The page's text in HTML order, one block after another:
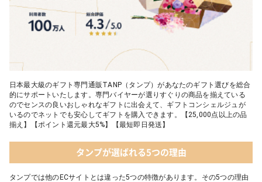
日本最大級のギフト専門通販TANP（タンプ）があなたのギフト選びを総合
的にサポートいたします。専門バイヤーが選りすぐりの商品を揃えている
のでセンスの良いおしゃれなギフトに出会えて、ギフトコンシェルジュが
いるのでネットでも安心してギフトを購入できます。【25,000点以上の品
揃え】【ポイント還元最大5%】【最短即日発送】
タンプが選ばれる5つの理由
タンプでは他のECサイトとは違った5つの特徴があります。その5つの理由